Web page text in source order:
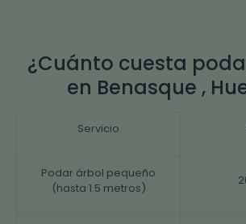
¿Cuánto cuesta
en Benasque ,
Servicio
Podar árbol pequeño
(hasta 1.5 metros)